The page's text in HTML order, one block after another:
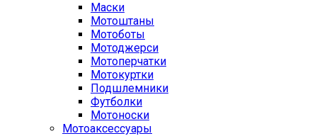
Маски
Мотоштаны
Мотоботы
Мотоджерси
Мотоперчатки
Мотокуртки
Подшлемники
Футболки
Мотоноски
Мотоаксессуары